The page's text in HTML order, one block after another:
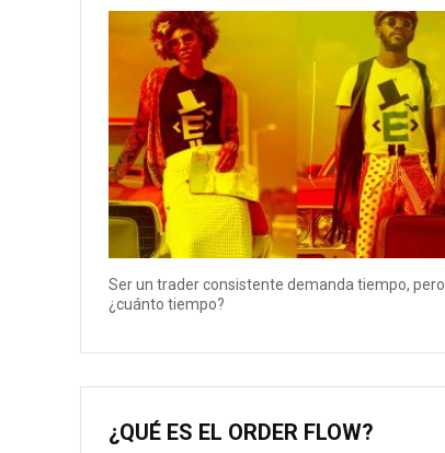
Ser un trader consistente demanda tiempo, pero
¿cuánto tiempo?
¿QUÉ ES EL ORDER FLOW?